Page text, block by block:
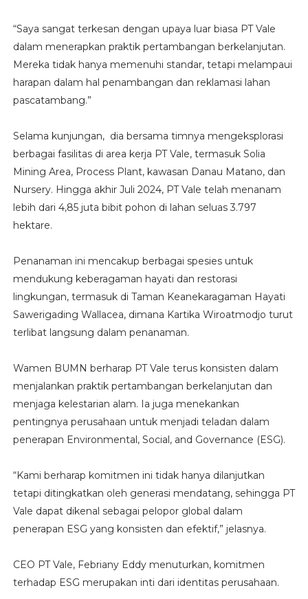
“Saya sangat terkesan dengan upaya luar biasa PT Vale
dalam menerapkan praktik pertambangan berkelanjutan.
Mereka tidak hanya memenuhi standar, tetapi melampaui
harapan dalam hal penambangan dan reklamasi lahan
pascatambang.”
Selama kunjungan, dia bersama timnya mengeksplorasi
berbagai fasilitas di area kerja PT Vale, termasuk Solia
Mining Area, Process Plant, kawasan Danau Matano, dan
Nursery. Hingga akhir Juli 2024, PT Vale telah menanam
lebih dari 4,85 juta bibit pohon di lahan seluas 3.797
hektare.
Penanaman ini mencakup berbagai spesies untuk
mendukung keberagaman hayati dan restorasi
lingkungan, termasuk di Taman Keanekaragaman Hayati
Sawerigading Wallacea, dimana Kartika Wiroatmodjo turut
terlibat langsung dalam penanaman.
Wamen BUMN berharap PT Vale terus konsisten dalam
menjalankan praktik pertambangan berkelanjutan dan
menjaga kelestarian alam. Ia juga menekankan
pentingnya perusahaan untuk menjadi teladan dalam
penerapan Environmental, Social, and Governance (ESG).
“Kami berharap komitmen ini tidak hanya dilanjutkan
tetapi ditingkatkan oleh generasi mendatang, sehingga PT
Vale dapat dikenal sebagai pelopor global dalam
penerapan ESG yang konsisten dan efektif,” jelasnya.
CEO PT Vale, Febriany Eddy menuturkan, komitmen
terhadap ESG merupakan inti dari identitas perusahaan.